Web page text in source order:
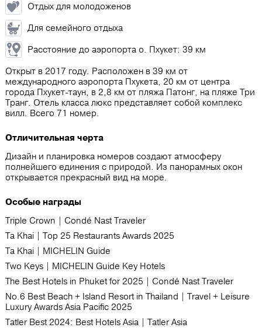
Отдых для молодоженов
Для семейного отдыха
Расстояние до аэропорта о. Пхукет: 39 км
Открыт в 2017 году. Расположен в 39 км от
международного аэропорта Пхукета, 20 км от центра
города Пхукет-таун, в 2,8 км от пляжа Патонг, на пляже Три
Транг. Отель класса люкс представляет собой комплекс
вилл. Всего 71 номер.
Отличительная черта
Дизайн и планировка номеров создают атмосферу
полнейшего единения с природой. Из панорамных окон
открывается прекрасный вид на море.
Особые награды
Triple Crown | Condé Nast Traveler
Ta Khai | Top 25 Restaurants Awards 2025
Ta Khai | MICHELIN Guide
Two Keys | MICHELIN Guide Key Hotels
The Best Hotels in Phuket for 2025 | Condé Nast Traveler
No.6 Best Beach + Island Resort in Thailand | Travel + Leisure
Luxury Awards Asia Pacific 2025
Tatler Best 2024: Best Hotels Asia | Tatler Asia